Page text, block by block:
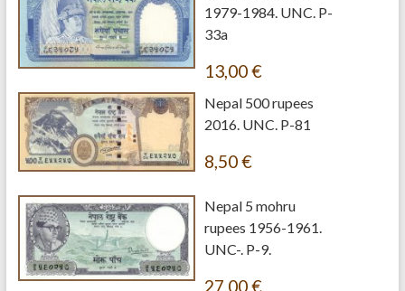
1979-1984. UNC. P-
33a
13,00€
Nepal 500 rupees
2016. UNC. P-81
8,50€
Nepal 5 mohru
rupees 1956-1961.
UNC-. P-9.
27,00€